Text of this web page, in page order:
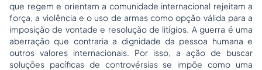
que regem e orientam a comunidade internacional rejeitam a
força, a violência e o uso de armas como opção válida para a
imposição de vontade e resolução de litígios. A guerra é uma
aberração que contraria a dignidade da pessoa humana e
outros valores internacionais. Por isso, a ação de buscar
soluções pacíficas de controvérsias se impõe como uma